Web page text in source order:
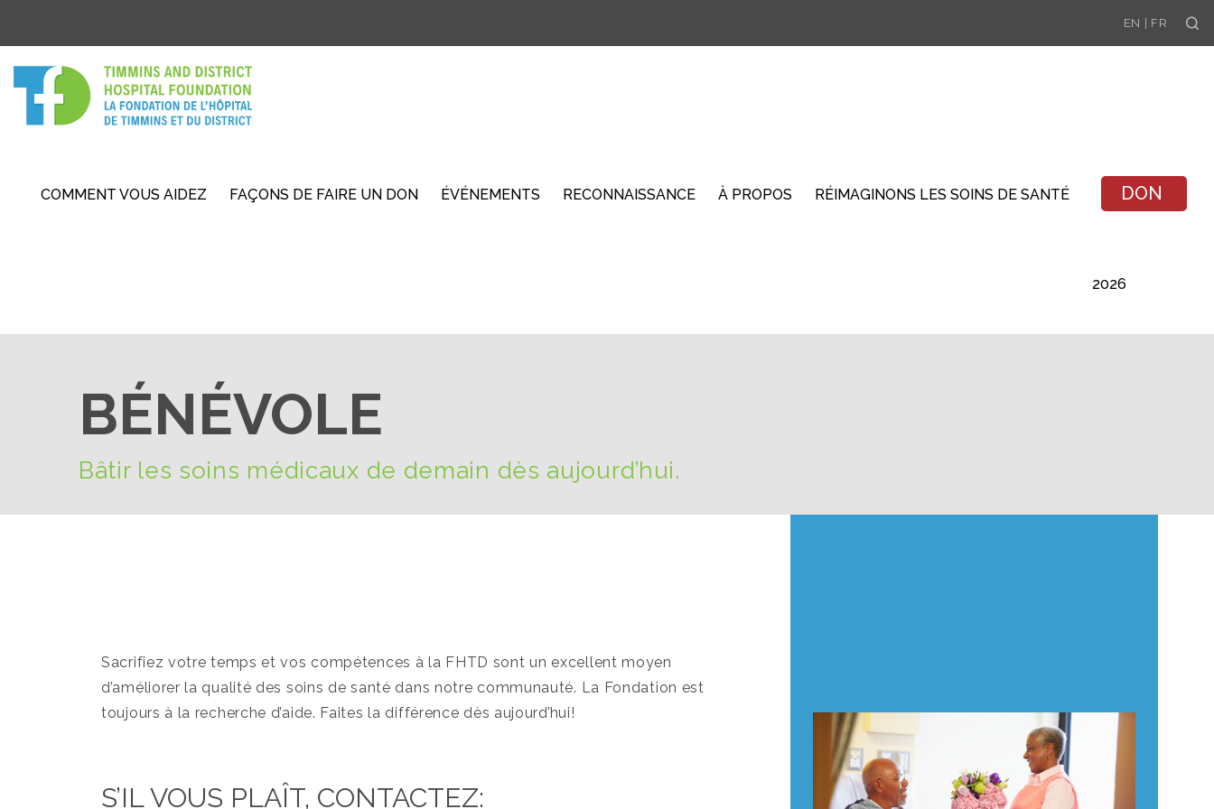
EN FR
COMMENT VOUS AIDEZ FAÇONS DE FAIRE UN DON ÉVÉNEMENTS RECONNAISSANCE À PROPOS RÉIMAGINONS LES SOINS DE SANTÉ DON
2026
BÉNÉVOLE
Bâtir les soins médicaux de demain dès aujourd’hui.
Sacrifiez votre temps et vos compétences à la FHTD sont un excellent moyen
d’améliorer la qualité des soins de santé dans notre communauté. La Fondation est
toujours à la recherche d’aide. Faites la différence dès aujourd’hui!
S’IL VOUS PLAÎT, CONTACTEZ: